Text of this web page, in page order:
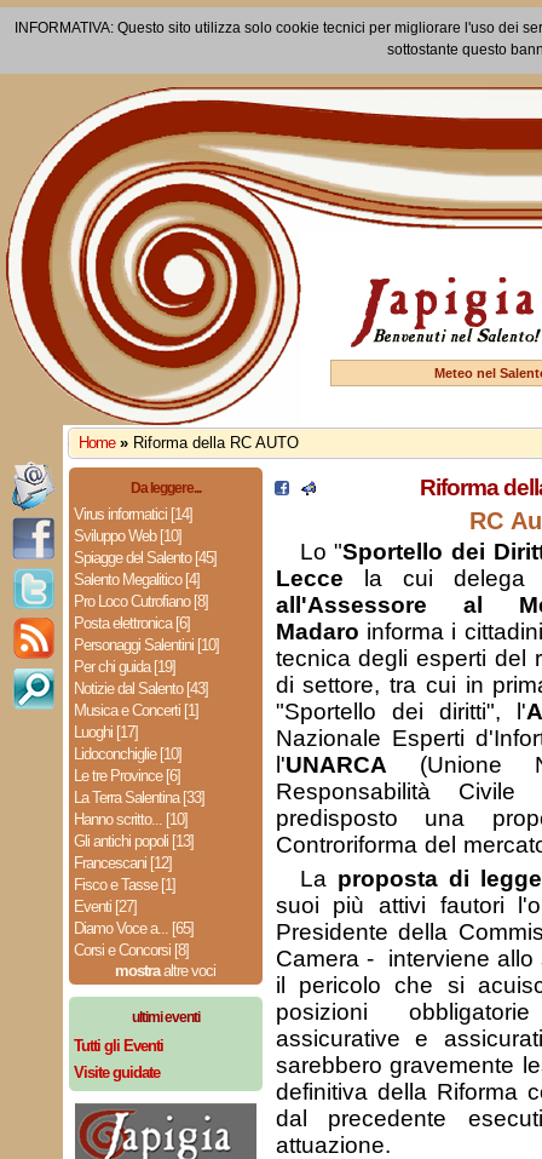
INFORMATIVA: Questo sito utilizza solo cookie tecnici per migliorare l'uso dei
sottostante questo
Meteo nel
Home » Riforma della RC AUTO
Da leggere...
Virus informatici [14]
Sviluppo Web [10]
Spiagge del Salento [45]
Salento Megalitico [4]
Pro Loco Cutrofiano [8]
Posta elettronica [6]
Personaggi Salentini [10]
Per chi guida [19]
Notizie dal Salento [43]
Musica e Concerti [1]
Luoghi [17]
Lidoconchiglie [10]
Le tre Province [6]
La Terra Salentina [33]
Hanno scritto... [10]
Gli antichi popoli [13]
Francescani [12]
Fisco e Tasse [1]
Eventi [27]
Diamo Voce a... [65]
Corsi e Concorsi [8]
mostraaltre voci
ultimi eventi
Tutti gli Eventi
Visite guidate
Riforma
RC
Lo "Sportello dei
Lecce la cui delega
all'Assessore al
Madaro informa i
tecnica degli esperti del
di settore, tra cui in
"Sportello dei diritti", l'
Nazionale Esperti
l'UNARCA (Unione
Responsabilità Civile
predisposto una
Controriforma del
La proposta di legge
suoi più attivi fautori
Presidente della
Camera - interviene allo
il pericolo che si
posizioni
assicurative e
sarebbero gravemente
definitiva della Riforma
dal precedente
attuazione.